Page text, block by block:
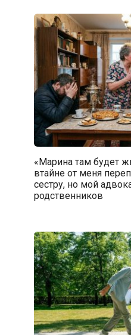
«Марина там будет
втайне от меня
сестру, но мой
родственников